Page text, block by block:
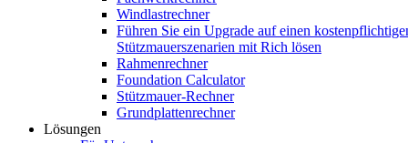
Windlastrechner
Führen Sie ein Upgrade auf einen
Stützmauerszenarien mit Rich lösen
Rahmenrechner
Foundation Calculator
Stützmauer-Rechner
Grundplattenrechner
Lösungen